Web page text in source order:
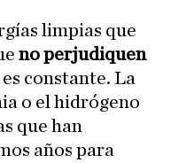
limpias que
no perjudiquen
es constante. La
o el hidrógeno
que han
años para